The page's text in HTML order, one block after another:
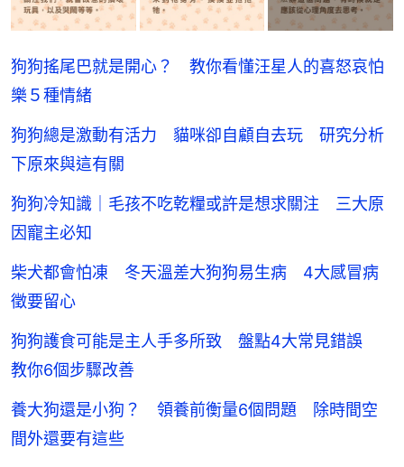
狗狗搖尾巴就是開心？ 教你看懂汪星人的喜怒哀怕
樂５種情緒
狗狗總是激動有活力 貓咪卻自顧自去玩 研究分析
下原來與這有關
狗狗冷知識｜毛孩不吃乾糧或許是想求關注 三大原
因寵主必知
柴犬都會怕凍 冬天溫差大狗狗易生病 4大感冒病
徵要留心
狗狗護食可能是主人手多所致 盤點4大常見錯誤
教你6個步驟改善
養大狗還是小狗？ 領養前衡量6個問題 除時間空
間外還要有這些